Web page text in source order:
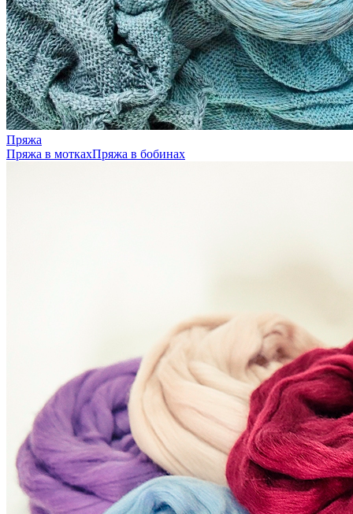
Пряжа
Пряжа в моткахПряжа в бобинах